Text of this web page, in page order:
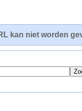
kan niet worden